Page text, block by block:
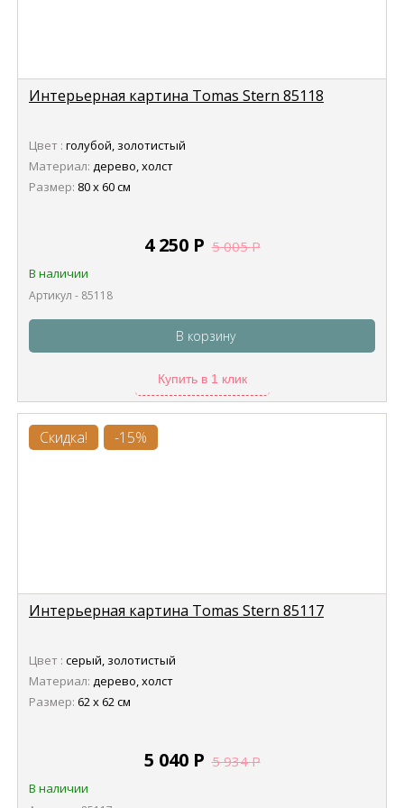
Интерьерная картина Tomas Stern 85118
Цвет : голубой, золотистый
Материал: дерево, холст
Размер: 80 х 60 см
4 250 Р 5 005Р
В наличии
Артикул - 85118
В корзину
Купить в 1 клик
Скидка! -15%
Интерьерная картина Tomas Stern 85117
Цвет : серый, золотистый
Материал: дерево, холст
Размер: 62 х 62 см
5 040 Р 5 934Р
В наличии